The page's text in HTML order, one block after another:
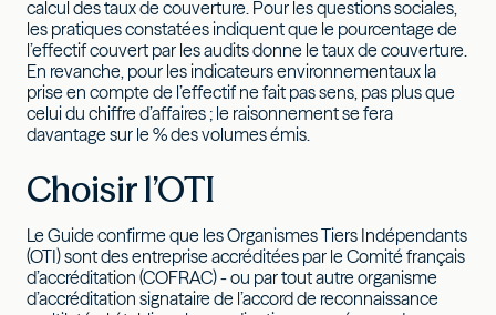
calcul des taux de couverture. Pour les questions sociales,
les pratiques constatées indiquent que le pourcentage de
l’effectif couvert par les audits donne le taux de couverture.
En revanche, pour les indicateurs environnementaux la
prise en compte de l’effectif ne fait pas sens, pas plus que
celui du chiffre d’affaires ; le raisonnement se fera
davantage sur le % des volumes émis.
Choisir l’OTI
Le Guide confirme que les Organismes Tiers Indépendants
(OTI) sont des entreprise accréditées par le Comité français
d’accréditation (COFRAC) - ou par tout autre organisme
d’accréditation signataire de l’accord de reconnaissance